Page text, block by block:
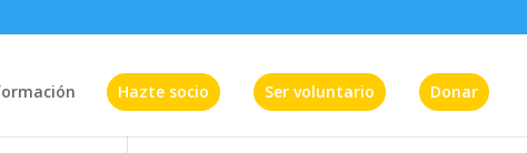
Hazte socio Ser voluntario Donar